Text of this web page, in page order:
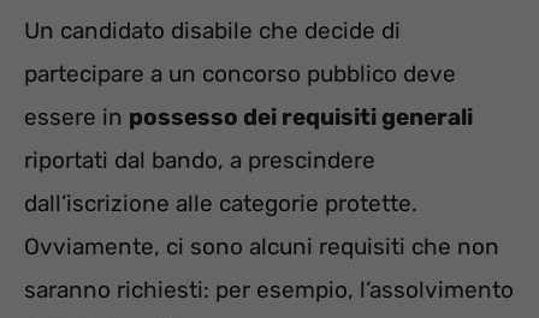
Un candidato disabile che decide di
partecipare a un concorso pubblico deve
essere in possesso dei requisiti generali
riportati dal bando, a prescindere
dall’iscrizione alle categorie protette.
Ovviamente, ci sono alcuni requisiti che non
saranno richiesti: per esempio, l’assolvimento